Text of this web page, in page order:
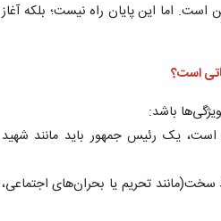
است. اما این پایان راه نیست؛ بلکه آغاز
است؟
باشد:
یک رئیس جمهور باید مانند شهید
تحریم یا بحران‌های اجتماعی،